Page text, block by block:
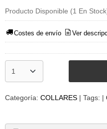
Producto Disponible (1 En
Costes de envío Ver
Categoría: COLLARES | Tags: |